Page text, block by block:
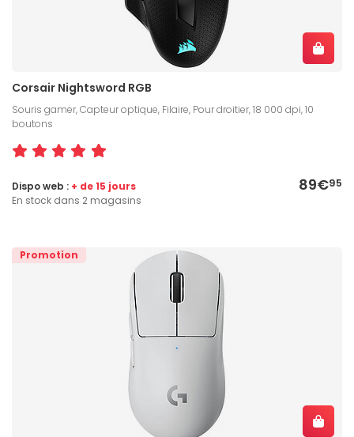
Corsair Nightsword RGB
Souris gamer, Capteur optique, Filaire, Pour droitier, 18 000 dpi, 10
boutons
89€95
Dispo web : + de 15 jours
En stock dans 2 magasins
Promotion